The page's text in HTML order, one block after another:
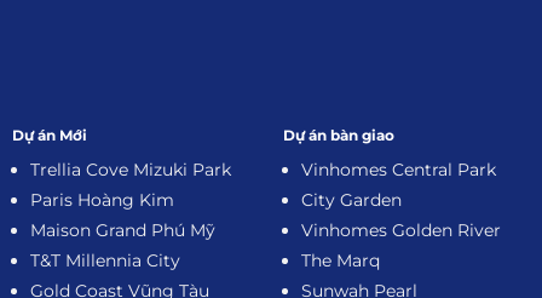
Dự án Mới
Trellia Cove Mizuki Park
Paris Hoàng Kim
Maison Grand Phú Mỹ
T&T Millennia City
Gold Coast Vũng Tàu
Dự án bàn giao
Vinhomes Central Park
City Garden
Vinhomes Golden River
The Marq
Sunwah Pearl